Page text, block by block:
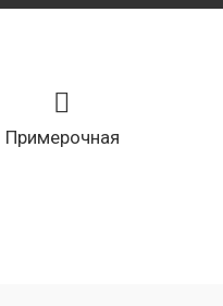
Примерочная